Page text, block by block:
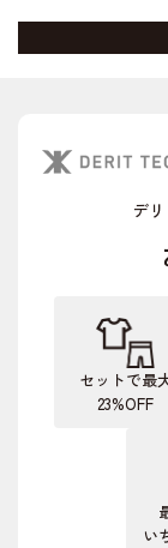
デ
セットで最
23%OFF
い